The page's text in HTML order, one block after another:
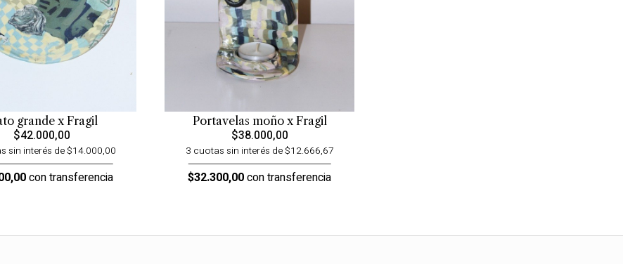
grande x Fragil
$42.000,00
sin interés de $14.000,00
con transferencia
Portavelas moño x Fragil
$38.000,00
3 cuotas sin interés de $12.666,67
$32.300,00con transferencia